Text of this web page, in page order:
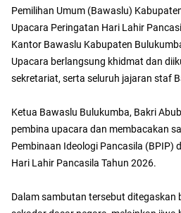
Pemilihan Umum (Bawaslu)
Upacara Peringatan Hari Lahir
Kantor Bawaslu Kabupaten
Upacara berlangsung khidmat dan
sekretariat, serta seluruh jajaran staf
Ketua Bawaslu Bulukumba, Bakri
pembina upacara dan membacakan
Pembinaan Ideologi Pancasila (BPIP)
Hari Lahir Pancasila Tahun 2026.
Dalam sambutan tersebut ditegaskan